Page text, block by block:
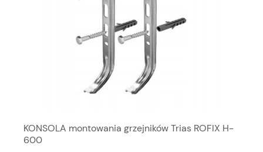
KONSOLA montowania grzejników Trias ROFIX H-
600